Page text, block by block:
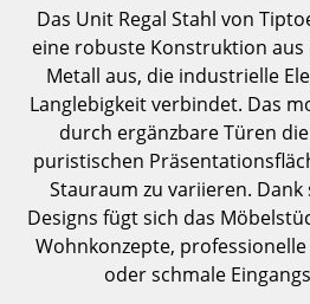
Aufbewahren
Regale & Schränke
Bücherregale
Wandregale
Sideboards & Kommoden
TV Möbel
Das Unit Regal Stahl von
eine robuste Konstruktion
Metall aus, die industrielle
Langlebigkeit verbindet. Das
durch ergänzbare Türen
puristischen
Stauraum zu variieren.
Designs fügt sich das
Wohnkonzepte,
oder schmale